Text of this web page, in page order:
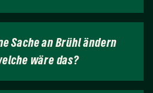
Sache an Brühl ändern
wäre das?